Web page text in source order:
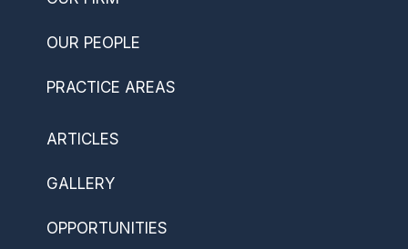
OUR PEOPLE
PRACTICE AREAS
ARTICLES
GALLERY
OPPORTUNITIES